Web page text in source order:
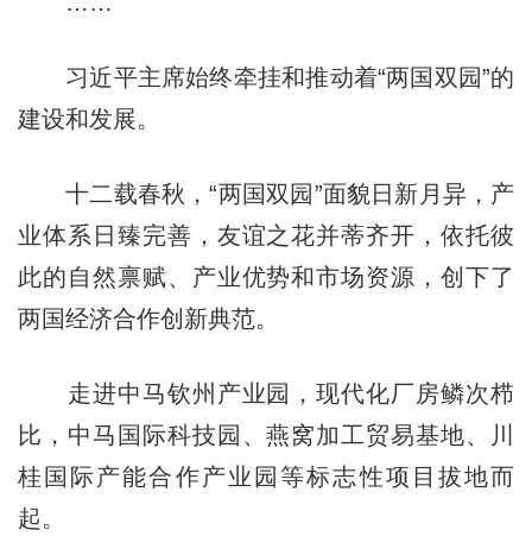
习近平主席始终牵挂和推动着“两国双园”的
建设和发展。
十二载春秋，“两国双园”面貌日新月异，产
业体系日臻完善，友谊之花并蒂齐开，依托彼
此的自然禀赋、产业优势和市场资源，创下了
两国经济合作创新典范。
走进中马钦州产业园，现代化厂房鳞次栉
比，中马国际科技园、燕窝加工贸易基地、川
桂国际产能合作产业园等标志性项目拔地而
起。